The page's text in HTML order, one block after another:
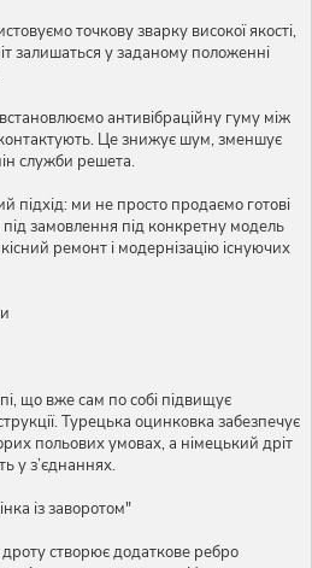
точкову зварку високої якості,
залишаться у заданому положенні
антивібраційну гуму між
Це знижує шум, зменшує
служби решета.
підхід: ми не просто продаємо готові
замовлення під конкретну модель
ремонт і модернізацію існуючих
що вже сам по собі підвищує
Турецька оцинковка забезпечує
польових умовах, а німецький дріт
у з’єднаннях.
із заворотом"
створює додаткове ребро